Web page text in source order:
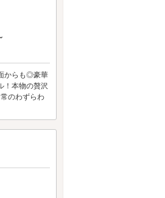
からも◎豪華
！本物の贅沢
のわずらわ